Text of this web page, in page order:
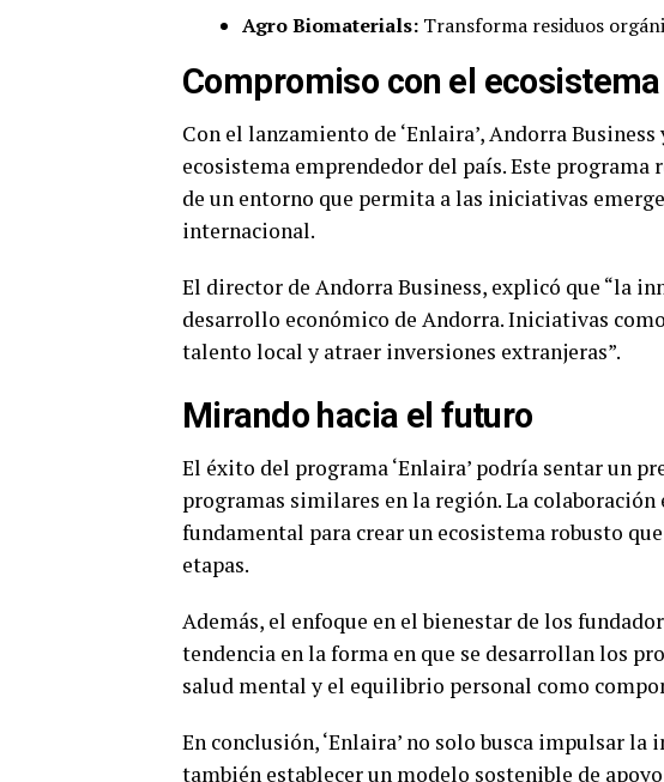
Agro Biomaterials: Transforma residuos
Compromiso con el
Con el lanzamiento de ‘Enlaira’, Andorra
ecosistema emprendedor del país. Este programa
de un entorno que permita a las iniciativas
internacional.
El director de Andorra Business, explicó que “la
desarrollo económico de Andorra. Iniciativas
talento local y atraer inversiones extranjeras”.
Mirando hacia el futuro
El éxito del programa ‘Enlaira’ podría sentar un
programas similares en la región. La
fundamental para crear un ecosistema robusto
etapas.
Además, el enfoque en el bienestar de los
tendencia en la forma en que se desarrollan los
salud mental y el equilibrio personal como
En conclusión, ‘Enlaira’ no solo busca impulsar
también establecer un modelo sostenible de